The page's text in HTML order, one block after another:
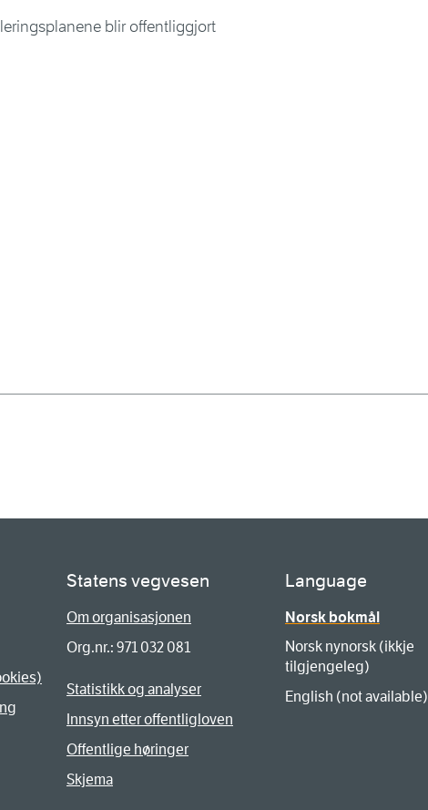
blir offentliggjort
Statens vegvesen
Om organisasjonen
Org.nr.: 971 032 081
Statistikk og analyser
Innsyn etter offentligloven
Offentlige høringer
Skjema
Language
Norsk bokmål
Norsk nynorsk (ikkje
tilgjengeleg)
English (not available)